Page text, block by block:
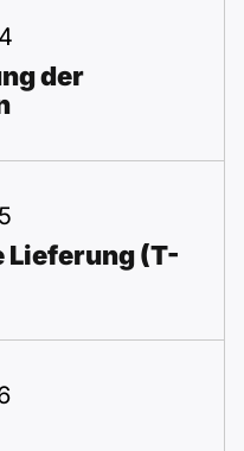
der
Lieferung (T-